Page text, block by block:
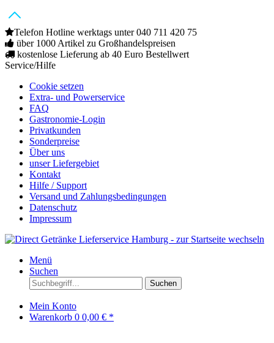
Telefon Hotline werktags unter 040 711 420 75
über 1000 Artikel zu Großhandelspreisen
kostenlose Lieferung ab 40 Euro Bestellwert
Service/Hilfe
Cookie setzen
Extra- und Powerservice
FAQ
Gastronomie-Login
Privatkunden
Sonderpreise
Über uns
unser Liefergebiet
Kontakt
Hilfe / Support
Versand und Zahlungsbedingungen
Datenschutz
Impressum
Menü
Suchen
Suchen
Mein Konto
Warenkorb 0 0,00 € *